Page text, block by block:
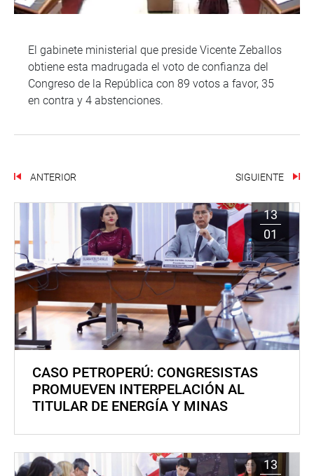
El gabinete ministerial que preside Vicente Zeballos
obtiene esta madrugada el voto de confianza del
Congreso de la República con 89 votos a favor, 35
en contra y 4 abstenciones.
ANTERIOR SIGUIENTE
13
01
CASO PETROPERÚ: CONGRESISTAS
PROMUEVEN INTERPELACIÓN AL
TITULAR DE ENERGÍA Y MINAS
13